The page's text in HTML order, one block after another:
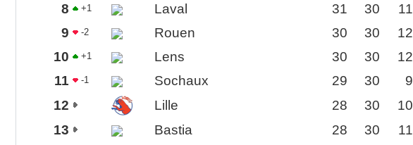
8
+1 Laval 31 30 11
9
-2 Rouen 30 30 12
10
+1 Lens 30 30 12
11
-1 Sochaux 29 30 9
12
Lille 28 30 10
13
Bastia 28 30 11